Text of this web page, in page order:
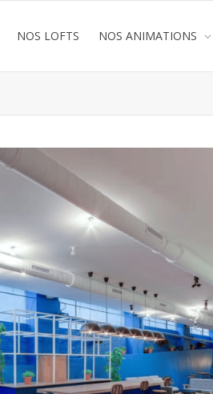
NOS LOFTS NOS ANIMATIONS